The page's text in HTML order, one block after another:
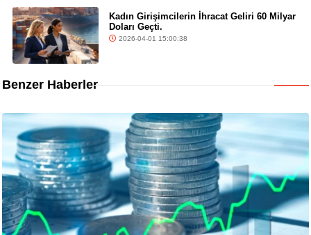
Kadın Girişimcilerin İhracat Geliri 60 Milyar
Doları Geçti.
2026-04-01 15:00:38
Benzer Haberler